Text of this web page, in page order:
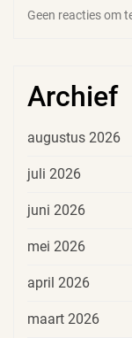
Geen reacties om
Archief
augustus 2026
juli 2026
juni 2026
mei 2026
april 2026
maart 2026